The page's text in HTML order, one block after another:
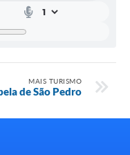
MAIS TURISMO
de São Pedro